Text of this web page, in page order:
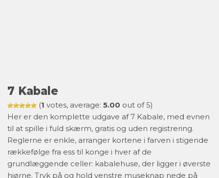
7 Kabale
(1 votes, average: 5.00 out of 5)
Her er den komplette udgave af 7 Kabale, med evnen
til at spille i fuld skærm, gratis og uden registrering.
Reglerne er enkle, arranger kortene i farven i stigende
rækkefølge fra ess til konge i hver af de
grundlæggende celler: kabalehuse, der ligger i øverste
hjørne. Tryk på og hold venstre museknap nede på